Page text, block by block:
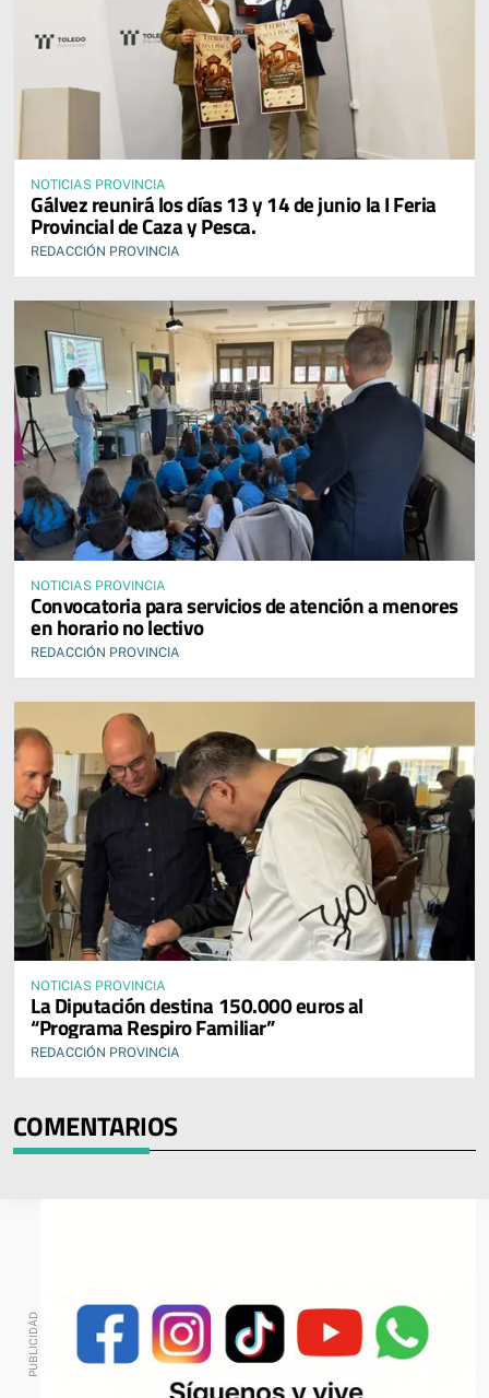
NOTICIAS PROVINCIA
Gálvez reunirá los días 13 y 14 de junio la I Feria
Provincial de Caza y Pesca.
REDACCIÓN PROVINCIA
NOTICIAS PROVINCIA
Convocatoria para servicios de atención a menores
en horario no lectivo
REDACCIÓN PROVINCIA
NOTICIAS PROVINCIA
La Diputación destina 150.000 euros al
“Programa Respiro Familiar”
REDACCIÓN PROVINCIA
COMENTARIOS